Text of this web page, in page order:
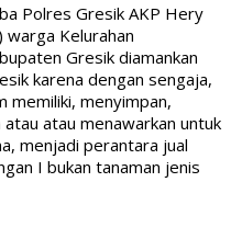
Polres Gresik AKP Hery
warga Kelurahan
Gresik diamankan
karena dengan sengaja,
memiliki, menyimpan,
atau menawarkan untuk
menjadi perantara jual
I bukan tanaman jenis